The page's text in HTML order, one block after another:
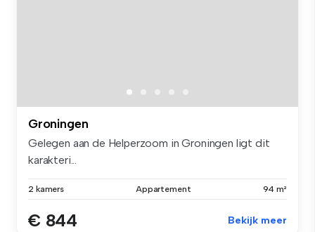
Groningen
Gelegen aan de Helperzoom in Groningen ligt dit
karakteri...
2 kamers Appartement 94 m²
€ 844 Bekijk meer